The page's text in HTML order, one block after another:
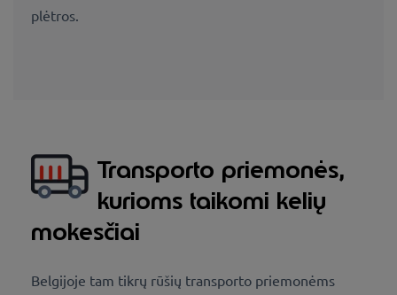
plėtros
Transporto priemonės,
kurioms taikomi kelių
mokesčiai
Belgijoje tam tikrų rūšių transporto priemonėms